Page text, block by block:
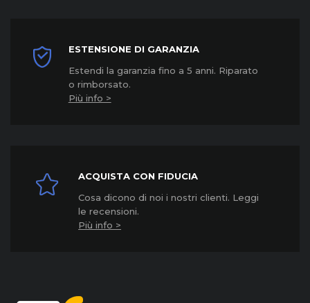
ESTENSIONE DI GARANZIA
Estendi la garanzia fino a 5 anni. Riparato
o rimborsato.
Più info >
ACQUISTA CON FIDUCIA
Cosa dicono di noi i nostri clienti. Leggi
le recensioni.
Più info >